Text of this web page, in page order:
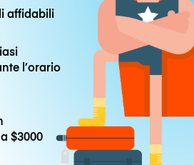
affidabili
l’orario
a$3000